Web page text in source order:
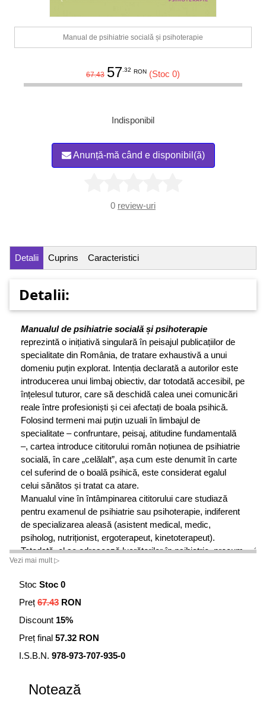
Manual de psihiatrie socială și psihoterapie
67.43 57.32 RON (Stoc 0)
Indisponibil
Anunță-mă când e disponibil(ă)
0 review-uri
Detalii Cuprins Caracteristici
Detalii:
Manualul de psihiatrie socială și psihoterapie
reprezintă o inițiativă singulară în peisajul publicațiilor de
specialitate din România, de tratare exhaustivă a unui
domeniu puțin explorat. Intenția declarată a autorilor este
introducerea unui limbaj obiectiv, dar totodată accesibil, pe
înțelesul tuturor, care să deschidă calea unei comunicări
reale între profesioniști și cei afectați de boala psihică.
Folosind termeni mai puțin uzuali în limbajul de
specialitate – confruntare, peisaj, atitudine fundamentală
–, cartea introduce cititorului român noțiunea de psihiatrie
socială, în care „celălalt”, așa cum este denumit în carte
cel suferind de o boală psihică, este considerat egalul
celui sănătos și tratat ca atare.
Manualul vine în întâmpinarea cititorului care studiază
pentru examenul de psihiatrie sau psihoterapie, indiferent
de specializarea aleasă (asistent medical, medic,
psiholog, nutriționist, ergoterapeut, kinetoterapeut).
Totodată, el se adresează lucrătorilor în psihiatrie, precum
și tuturor celor care au avut experiențe psihiatrice, fie ca
„În psihiatria socială, accentul se pune pe confruntarea
umană cu omul bolnav psihic, adică «celălalt», așa cum
este numit atât de des în carte. Eu pot recunoaște în
de normal, la fel ca mine. Pot recunoaște însă și
caracterul diferit, străin, pe care abia dacă îl înțeleg sau nu
despre proiectarea acestei relații complexe, despre
Vezi mai mult ▷
Stoc Stoc 0
Preț 67.43 RON
Discount 15%
Preț final 57.32 RON
I.S.B.N. 978-973-707-935-0
Notează